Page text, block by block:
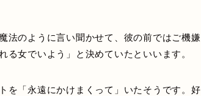
法のように言い聞かせて、彼の前ではご機嫌
女でいよう」と決めていたといいます。
を「永遠にかけまくって」いたそうです。好